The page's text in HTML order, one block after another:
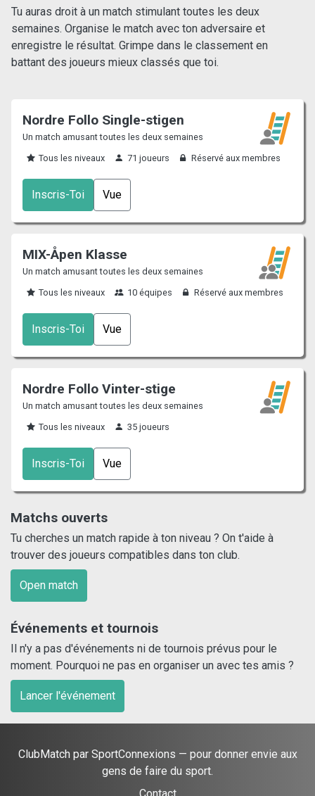
Tu auras droit à un match stimulant toutes les deux
semaines. Organise le match avec ton adversaire et
enregistre le résultat. Grimpe dans le classement en
battant des joueurs mieux classés que toi.
Nordre Follo Single-stigen
Un match amusant toutes les deux semaines
Tous les niveaux
71 joueurs Réservé aux membres
Inscris-Toi Vue
MIX-Åpen Klasse
Un match amusant toutes les deux semaines
Tous les niveaux
10 équipes Réservé aux membres
Inscris-Toi Vue
Nordre Follo Vinter-stige
Un match amusant toutes les deux semaines
Tous les niveaux
35 joueurs
Inscris-Toi Vue
Matchs ouverts
Tu cherches un match rapide à ton niveau ? On t'aide à
trouver des joueurs compatibles dans ton club.
Open match
Événements et tournois
Il n'y a pas d'événements ni de tournois prévus pour le
moment. Pourquoi ne pas en organiser un avec tes amis ?
Lancer l'événement
ClubMatch par SportConnexions — pour donner envie aux
gens de faire du sport.